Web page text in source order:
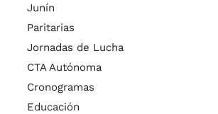
Junín
Paritarias
Jornadas de Lucha
CTA Autónoma
Cronogramas
Educación